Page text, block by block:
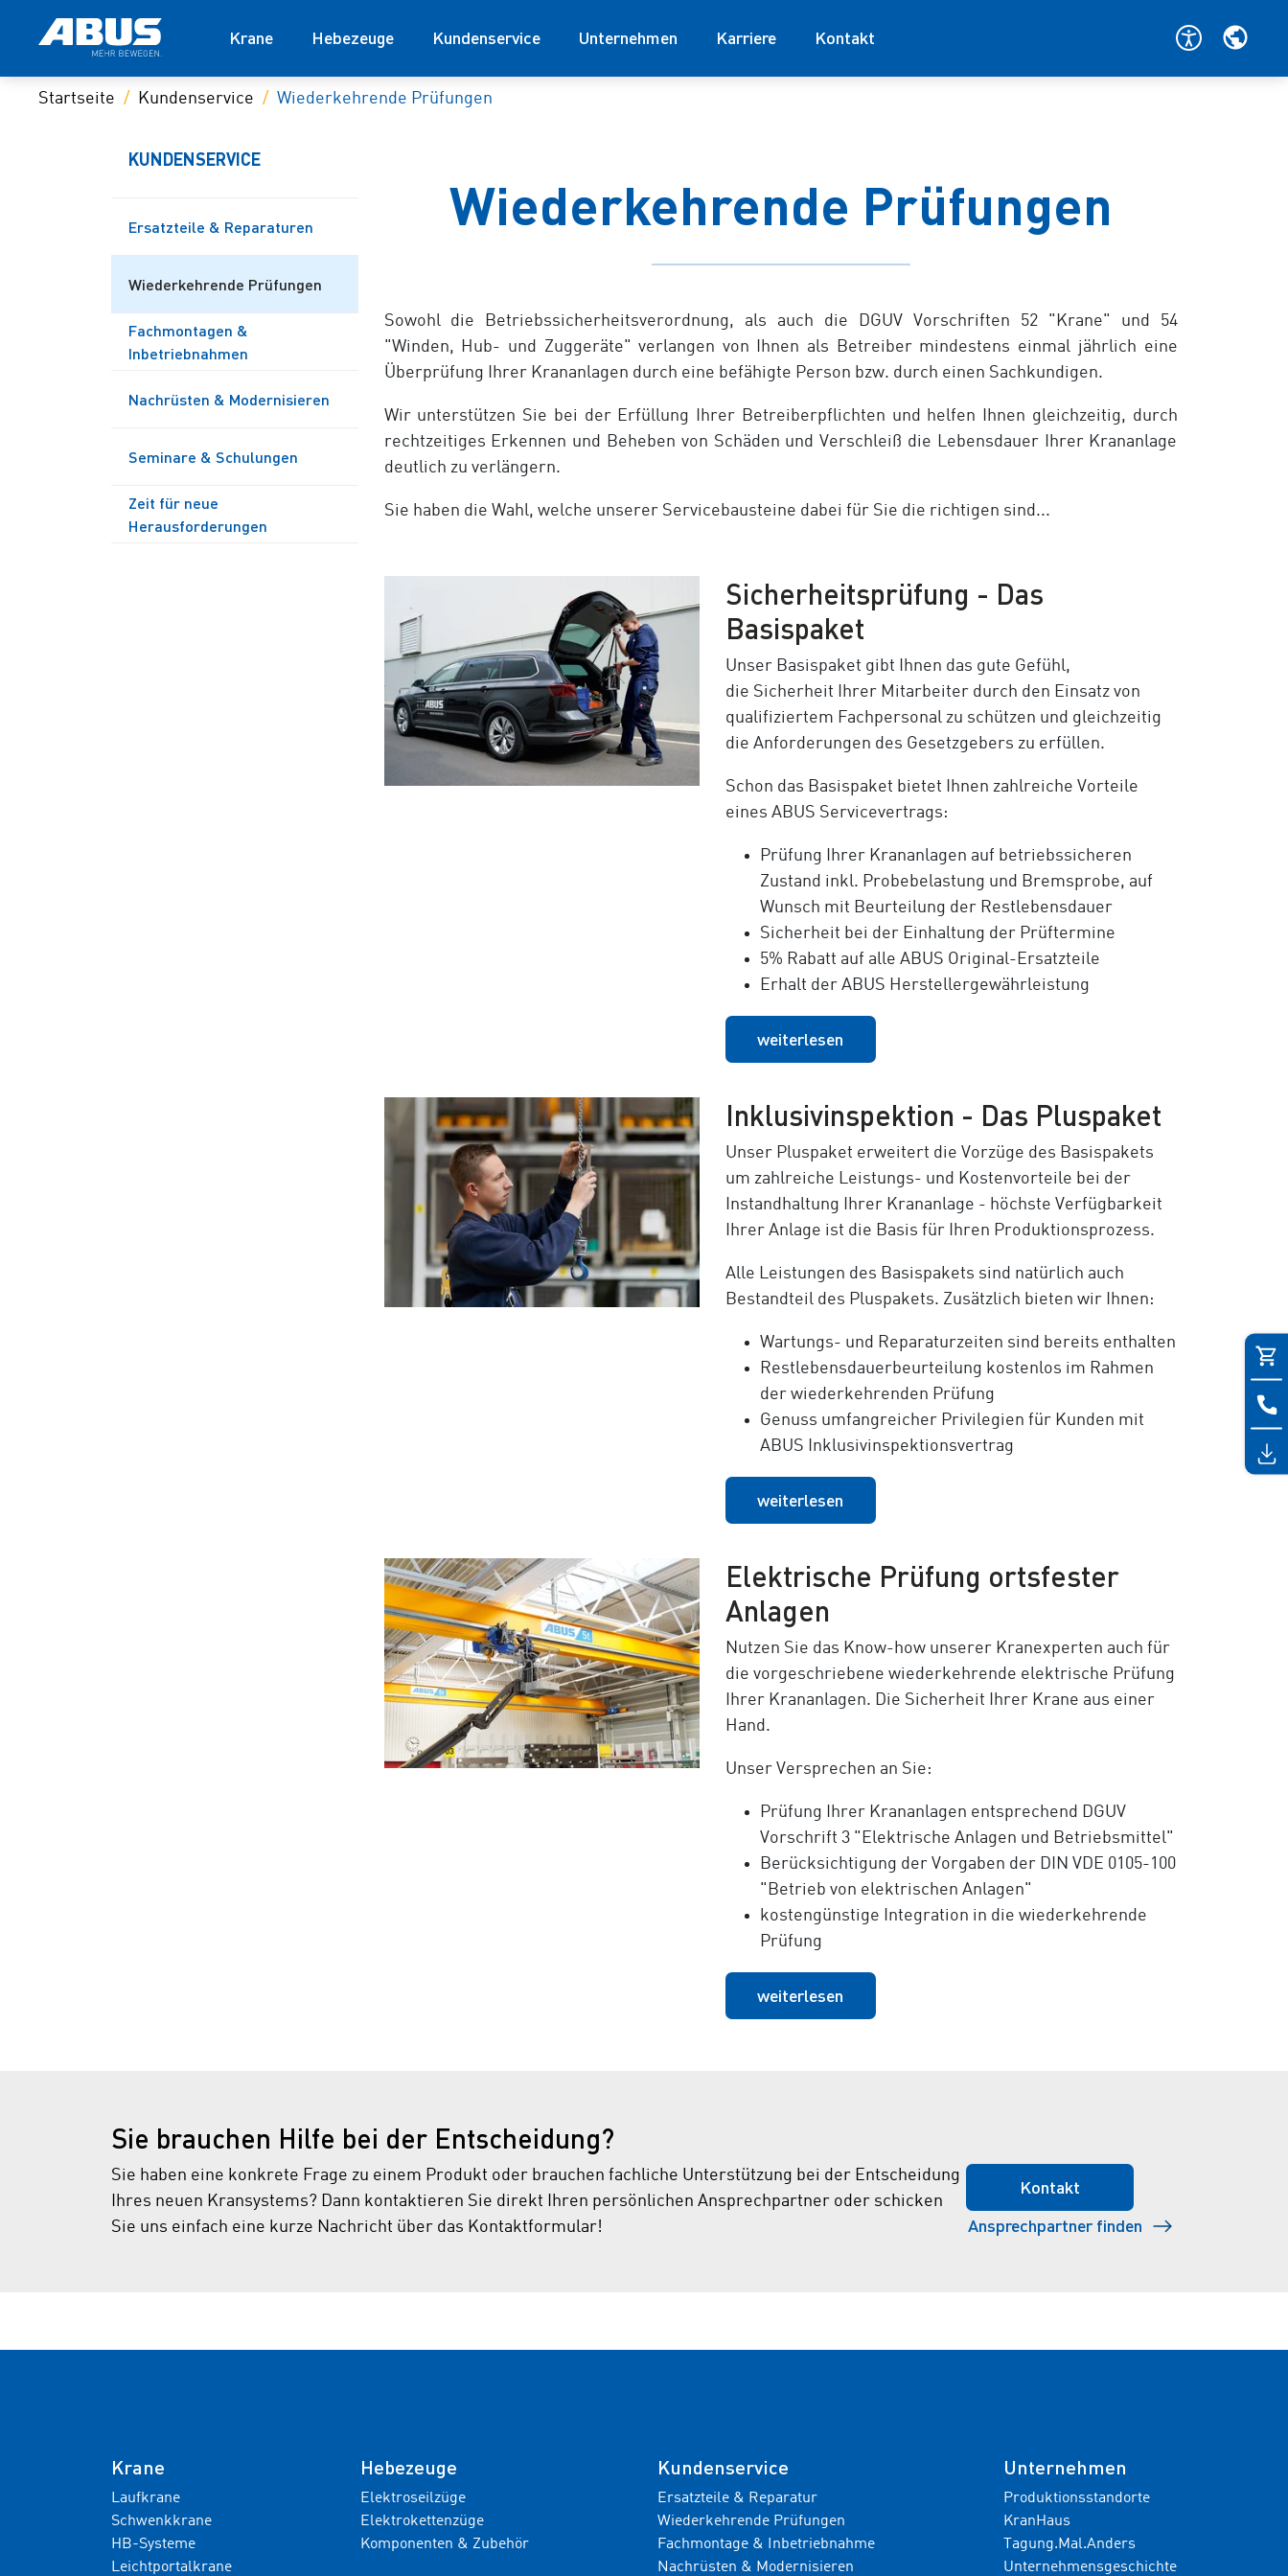
Krane Hebezeuge Kundenservice Unternehmen Karriere Kontakt
Startseite Kundenservice Wiederkehrende Prüfungen
KUNDENSERVICE
Ersatzteile & Reparaturen
Wiederkehrende Prüfungen
Fachmontagen &
Inbetriebnahmen
Nachrüsten & Modernisieren
Seminare & Schulungen
Zeit für neue
Herausforderungen
Wiederkehrende Prüfungen
Sowohl die Betriebssicherheitsverordnung, als auch die DGUV Vorschriften 52 "Krane" und 54
"Winden, Hub- und Zuggeräte" verlangen von Ihnen als Betreiber mindestens einmal jährlich eine
Überprüfung Ihrer Krananlagen durch eine befähigte Person bzw. durch einen Sachkundigen.
Wir unterstützen Sie bei der Erfüllung Ihrer Betreiberpflichten und helfen Ihnen gleichzeitig, durch
rechtzeitiges Erkennen und Beheben von Schäden und Verschleiß die Lebensdauer Ihrer Krananlage
deutlich zu verlängern.
Sie haben die Wahl, welche unserer Servicebausteine dabei für Sie die richtigen sind...
Sicherheitsprüfung - Das
Basispaket
Unser Basispaket gibt Ihnen das gute Gefühl,
die Sicherheit Ihrer Mitarbeiter durch den Einsatz von
qualifiziertem Fachpersonal zu schützen und gleichzeitig
die Anforderungen des Gesetzgebers zu erfüllen.
Schon das Basispaket bietet Ihnen zahlreiche Vorteile
eines ABUS Servicevertrags:
Prüfung Ihrer Krananlagen auf betriebssicheren
Zustand inkl. Probebelastung und Bremsprobe, auf
Wunsch mit Beurteilung der Restlebensdauer
Sicherheit bei der Einhaltung der Prüftermine
5% Rabatt auf alle ABUS Original-Ersatzteile
Erhalt der ABUS Herstellergewährleistung
weiterlesen
Inklusivinspektion - Das Pluspaket
Unser Pluspaket erweitert die Vorzüge des Basispakets
um zahlreiche Leistungs- und Kostenvorteile bei der
Instandhaltung Ihrer Krananlage - höchste Verfügbarkeit
Ihrer Anlage ist die Basis für Ihren Produktionsprozess.
Alle Leistungen des Basispakets sind natürlich auch
Bestandteil des Pluspakets. Zusätzlich bieten wir Ihnen:
Wartungs- und Reparaturzeiten sind bereits enthalten
Restlebensdauerbeurteilung kostenlos im Rahmen
der wiederkehrenden Prüfung
Genuss umfangreicher Privilegien für Kunden mit
ABUS Inklusivinspektionsvertrag
weiterlesen
Elektrische Prüfung ortsfester
Anlagen
Nutzen Sie das Know-how unserer Kranexperten auch für
die vorgeschriebene wiederkehrende elektrische Prüfung
Ihrer Krananlagen. Die Sicherheit Ihrer Krane aus einer
Hand.
Unser Versprechen an Sie:
Prüfung Ihrer Krananlagen entsprechend DGUV
Vorschrift 3 "Elektrische Anlagen und Betriebsmittel"
Berücksichtigung der Vorgaben der DIN VDE 0105-100
"Betrieb von elektrischen Anlagen"
kostengünstige Integration in die wiederkehrende
Prüfung
weiterlesen
Sie brauchen Hilfe bei der Entscheidung?
Sie haben eine konkrete Frage zu einem Produkt oder brauchen fachliche Unterstützung bei der Entscheidung
Ihres neuen Kransystems? Dann kontaktieren Sie direkt Ihren persönlichen Ansprechpartner oder schicken
Sie uns einfach eine kurze Nachricht über das Kontaktformular!
Kontakt
Ansprechpartner finden
Krane
Laufkrane
Schwenkkrane
HB-Systeme
Leichtportalkrane
Hebezeuge
Elektroseilzüge
Elektrokettenzüge
Komponenten & Zubehör
Kundenservice
Ersatzteile & Reparatur
Wiederkehrende Prüfungen
Fachmontage & Inbetriebnahme
Nachrüsten & Modernisieren
Unternehmen
Produktionsstandorte
KranHaus
Tagung.Mal.Anders
Unternehmensgeschichte